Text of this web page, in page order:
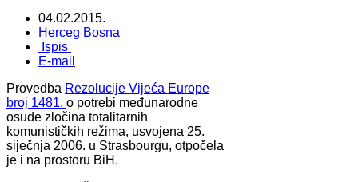
04.02.2015.
Herceg Bosna
Ispis
E-mail
Provedba Rezolucije Vijeća Europe
broj 1481. o potrebi međunarodne
osude zločina totalitarnih
komunističkih režima, usvojena 25.
siječnja 2006. u Strasbourgu, otpočela
je i na prostoru BiH.